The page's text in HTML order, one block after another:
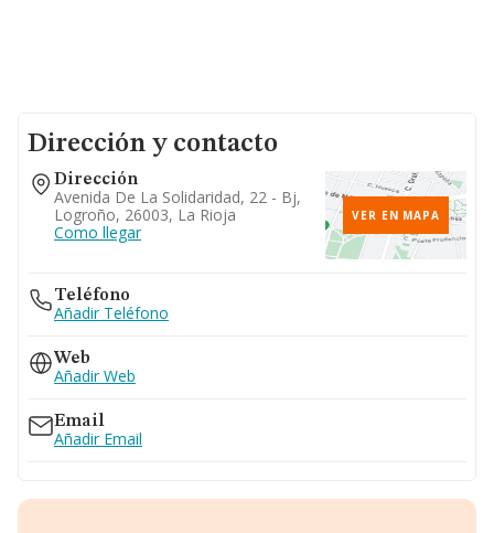
Dirección y contacto
Dirección
Avenida De La Solidaridad, 22 - Bj,
Logroño, 26003, La Rioja
Como llegar
VER EN MAPA
Teléfono
Añadir Teléfono
Web
Añadir Web
Email
Añadir Email